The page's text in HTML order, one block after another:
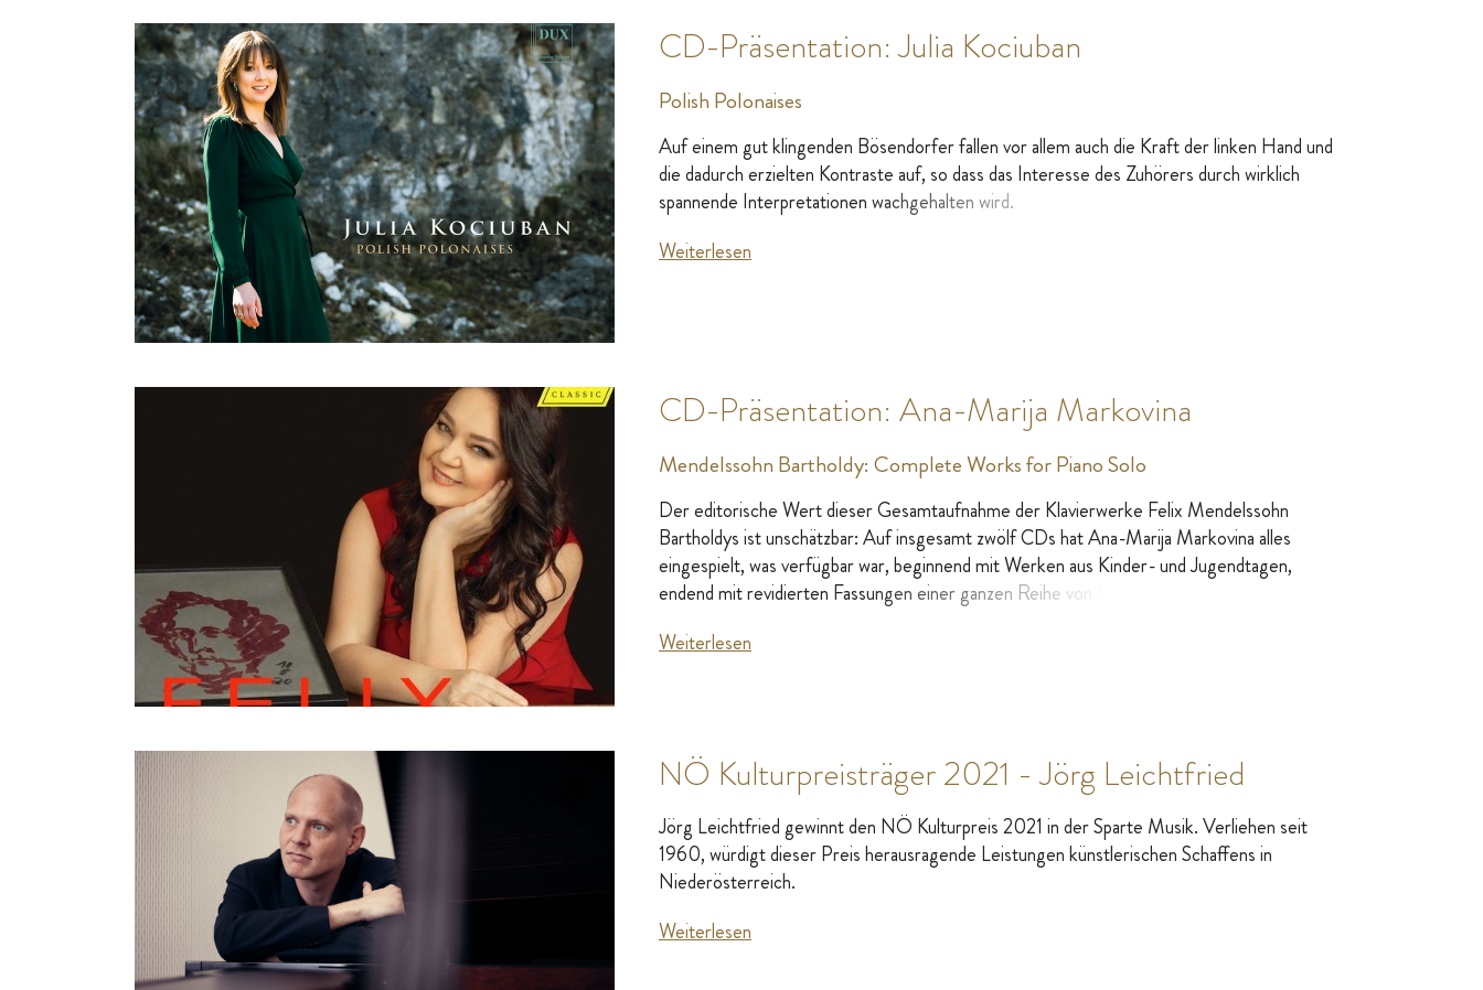
CD-Präsentation: Julia Kociuban
Polish Polonaises
Auf einem gut klingenden Bösendorfer fallen vor allem auch die Kraft der linken Hand und
die dadurch erzielten Kontraste auf, so dass das Interesse des Zuhörers durch wirklich
spannende Interpretationen wachgehalten wird.
Weiterlesen
CD-Präsentation: Ana-Marija Markovina
Mendelssohn Bartholdy: Complete Works for Piano Solo
Der editorische Wert dieser Gesamtaufnahme der Klavierwerke Felix Mendelssohn
Bartholdys ist unschätzbar: Auf insgesamt zwölf CDs hat Ana-Marija Markovina alles
eingespielt, was verfügbar war, beginnend mit Werken aus Kinder- und Jugendtagen,
endend mit revidierten Fassungen einer ganzen Reihe von Stücken. (Michael Wersin,
Weiterlesen
NÖ Kulturpreisträger 2021 - Jörg Leichtfried
Jörg Leichtfried gewinnt den NÖ Kulturpreis 2021 in der Sparte Musik. Verliehen seit
1960, würdigt dieser Preis herausragende Leistungen künstlerischen Schaffens in
Niederösterreich.
Weiterlesen